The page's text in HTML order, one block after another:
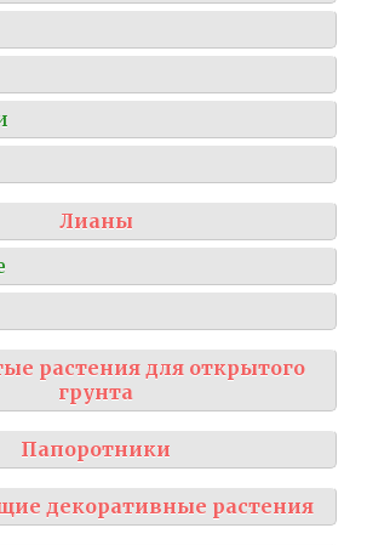
Лианы
растения для открытого
грунта
Папоротники
декоративные растения